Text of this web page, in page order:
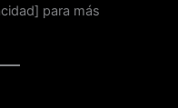
para más